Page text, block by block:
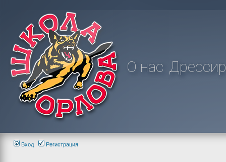
О нас
Вход Регистрация